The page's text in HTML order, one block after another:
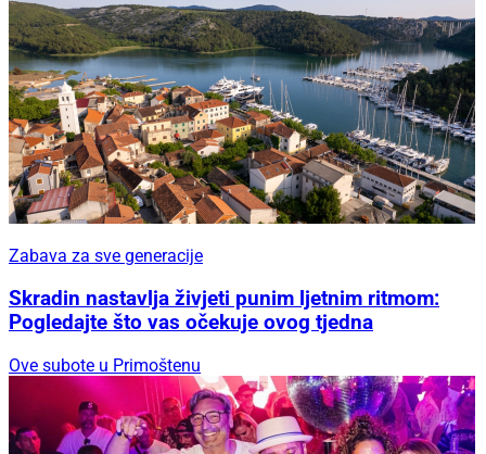
Zabava za sve generacije
Skradin nastavlja živjeti punim ljetnim ritmom:
Pogledajte što vas očekuje ovog tjedna
Ove subote u Primoštenu